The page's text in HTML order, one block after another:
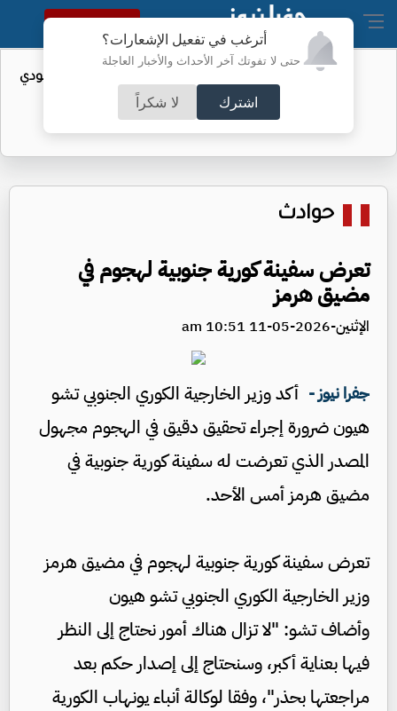
أترغب في تفعيل الإشعارات؟
حتى لا تفوتك آخر الأحداث والأخبار العاجلة
اشترك لا شكراً
النسخة الكاملة
واردات الولايات المتحدة من النفط السعودي
تهبط إلى الصفر
حوادث
تعرض سفينة كورية جنوبية لهجوم في
مضيق هرمز
الإثنين-2026-05-11 10:51 am
جفرا نيوز - أكد وزير الخارجية الكوري الجنوبي تشو
هيون ضرورة إجراء تحقيق دقيق في الهجوم مجهول
المصدر الذي تعرضت له سفينة كورية جنوبية في
مضيق هرمز أمس الأحد.
تعرض سفينة كورية جنوبية لهجوم في مضيق هرمز
وزير الخارجية الكوري الجنوبي تشو هيون
وأضاف تشو: "لا تزال هناك أمور نحتاج إلى النظر
فيها بعناية أكبر، وسنحتاج إلى إصدار حكم بعد
مراجعتها بحذر"، وفقا لوكالة أنباء يونهاب الكورية